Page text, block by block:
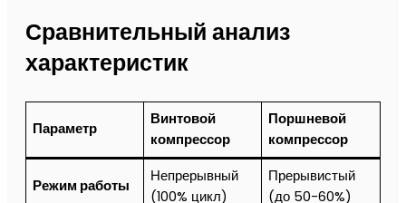
Сравнительный анализ
характеристик
Параметр
Винтовой
компрессор
Поршневой
компрессор
Режим работы
Непрерывный
(100% цикл)
Прерывистый
(до 50-60%)